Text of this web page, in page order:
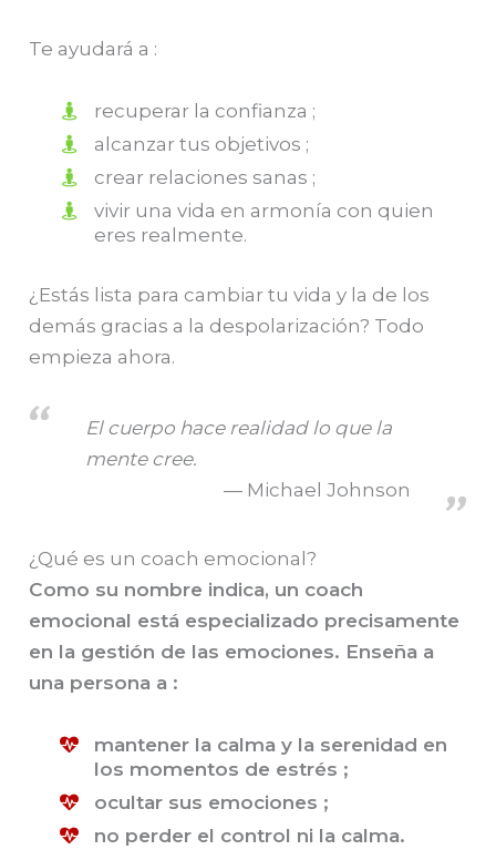
Te ayudará a :
recuperar la confianza ;
alcanzar tus objetivos ;
crear relaciones sanas ;
vivir una vida en armonía con quien
eres realmente.
¿Estás lista para cambiar tu vida y la de los
demás gracias a la despolarización? Todo
empieza ahora.
El cuerpo hace realidad lo que la
mente cree.
Michael Johnson
¿Qué es un coach emocional?
Como su nombre indica, un coach
emocional está especializado precisamente
en la gestión de las emociones. Enseña a
una persona a :
mantener la calma y la serenidad en
los momentos de estrés ;
ocultar sus emociones ;
no perder el control ni la calma.